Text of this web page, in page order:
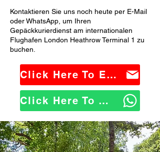
Kontaktieren Sie uns noch heute per E-Mail
oder WhatsApp, um Ihren
Gepäckkurierdienst am internationalen
Flughafen London Heathrow Terminal 1 zu
buchen.
Click Here To Email Us
Click Here To WhatsApp Us